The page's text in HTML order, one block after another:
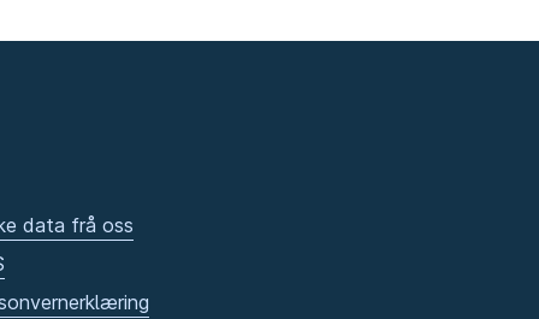
data frå oss